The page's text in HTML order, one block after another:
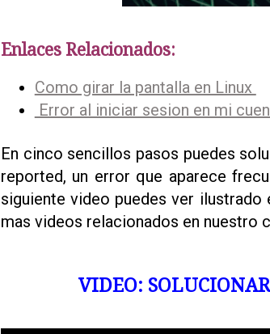
Enlaces Relacionados:
Como girar la pantalla en Linux
Error al iniciar sesion en mi
En cinco sencillos pasos puedes
reported, un error que aparece
siguiente video puedes ver
mas videos relacionados en nuestro
VIDEO: